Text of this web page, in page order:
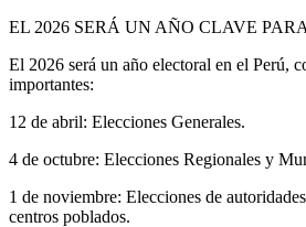
EL 2026 SERÁ UN AÑO CLAVE
El 2026 será un año electoral en el Perú,
importantes:
12 de abril: Elecciones Generales.
4 de octubre: Elecciones Regionales y
1 de noviembre: Elecciones de
centros poblados.